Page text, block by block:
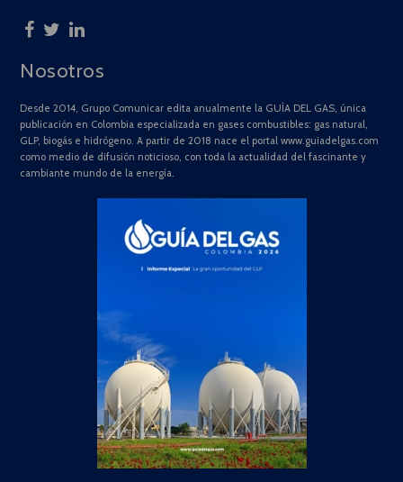
Nosotros
Desde 2014, Grupo Comunicar edita anualmente la GUÍA DEL GAS, única
publicación en Colombia especializada en gases combustibles: gas natural,
GLP, biogás e hidrógeno. A partir de 2018 nace el portal www.guiadelgas.com
como medio de difusión noticioso, con toda la actualidad del fascinante y
cambiante mundo de la energía.